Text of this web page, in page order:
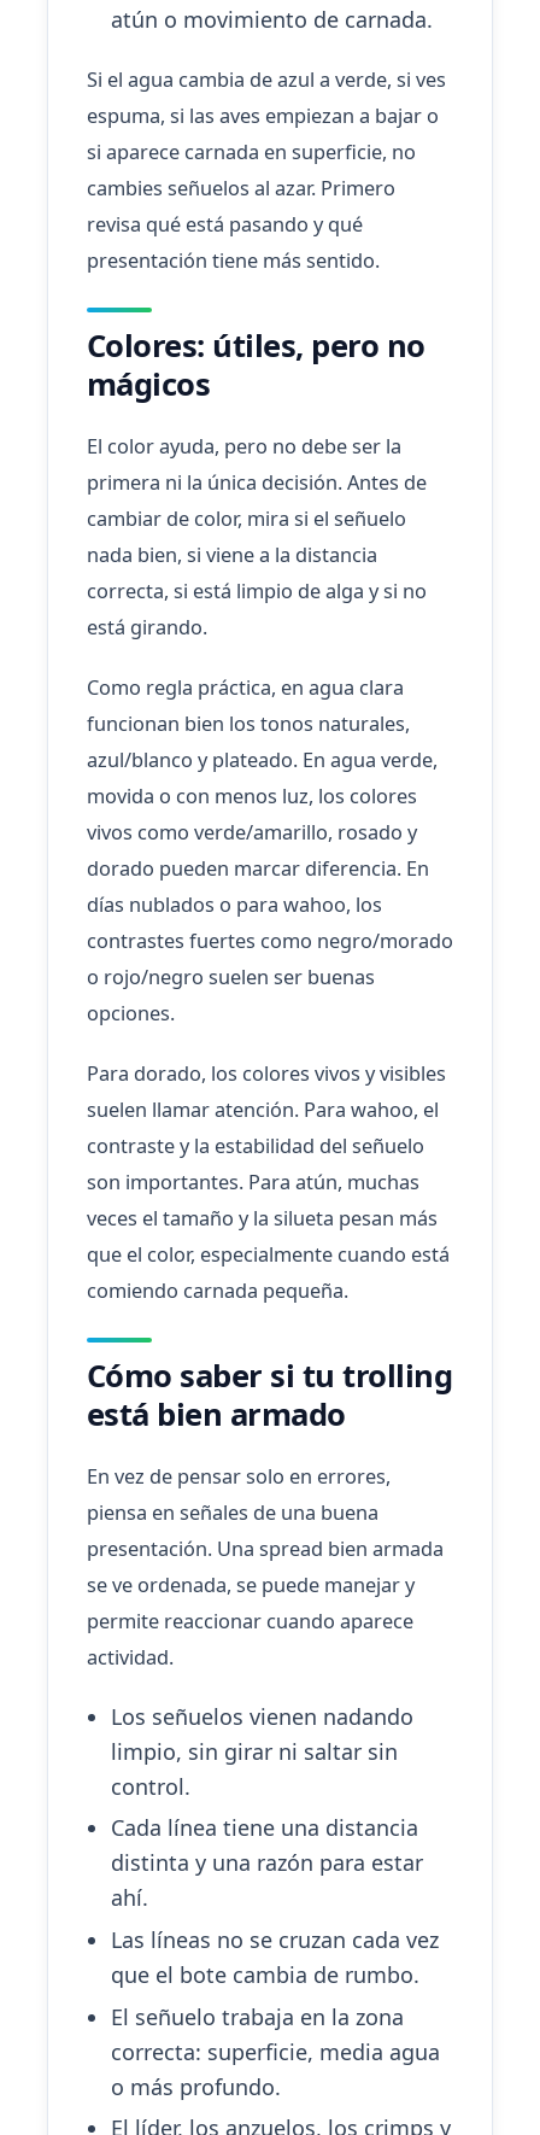
atún o movimiento de carnada.
Si el agua cambia de azul a verde, si ves
espuma, si las aves empiezan a bajar o
si aparece carnada en superficie, no
cambies señuelos al azar. Primero
revisa qué está pasando y qué
presentación tiene más sentido.
Colores: útiles, pero no
mágicos
El color ayuda, pero no debe ser la
primera ni la única decisión. Antes de
cambiar de color, mira si el señuelo
nada bien, si viene a la distancia
correcta, si está limpio de alga y si no
está girando.
Como regla práctica, en agua clara
funcionan bien los tonos naturales,
azul/blanco y plateado. En agua verde,
movida o con menos luz, los colores
vivos como verde/amarillo, rosado y
dorado pueden marcar diferencia. En
días nublados o para wahoo, los
contrastes fuertes como negro/morado
o rojo/negro suelen ser buenas
opciones.
Para dorado, los colores vivos y visibles
suelen llamar atención. Para wahoo, el
contraste y la estabilidad del señuelo
son importantes. Para atún, muchas
veces el tamaño y la silueta pesan más
que el color, especialmente cuando está
comiendo carnada pequeña.
Cómo saber si tu trolling
está bien armado
En vez de pensar solo en errores,
piensa en señales de una buena
presentación. Una spread bien armada
se ve ordenada, se puede manejar y
permite reaccionar cuando aparece
actividad.
Los señuelos vienen nadando
limpio, sin girar ni saltar sin
control.
Cada línea tiene una distancia
distinta y una razón para estar
ahí.
Las líneas no se cruzan cada vez
que el bote cambia de rumbo.
El señuelo trabaja en la zona
correcta: superficie, media agua
o más profundo.
El líder, los anzuelos, los crimps y